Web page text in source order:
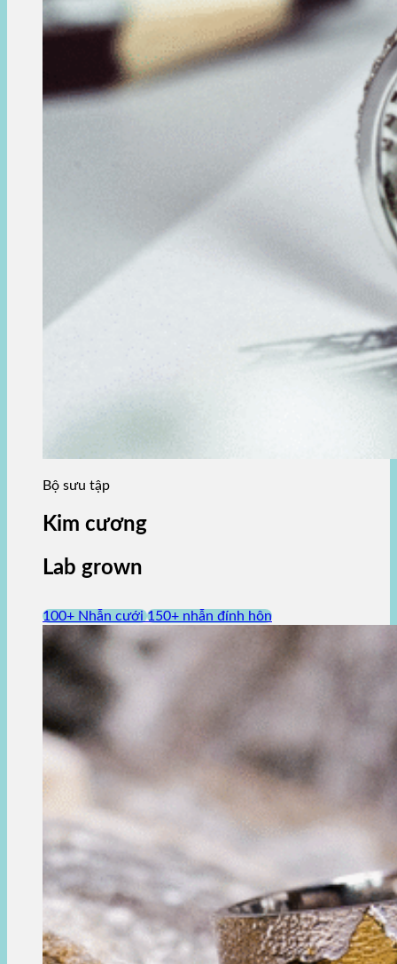
Bộ sưu tập
Kim cương
Lab grown
100+ Nhẫn cưới 150+ nhẫn đính hôn